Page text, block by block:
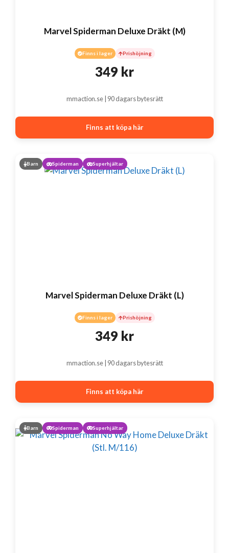
Marvel Spiderman Deluxe Dräkt (M)
Finns i lager Prishöjning
349 kr
mmaction.se | 90 dagars bytesrätt
Finns att köpa här
Barn Spiderman Superhjältar
Marvel Spiderman Deluxe Dräkt (L)
Finns i lager Prishöjning
349 kr
mmaction.se | 90 dagars bytesrätt
Finns att köpa här
Barn Spiderman Superhjältar